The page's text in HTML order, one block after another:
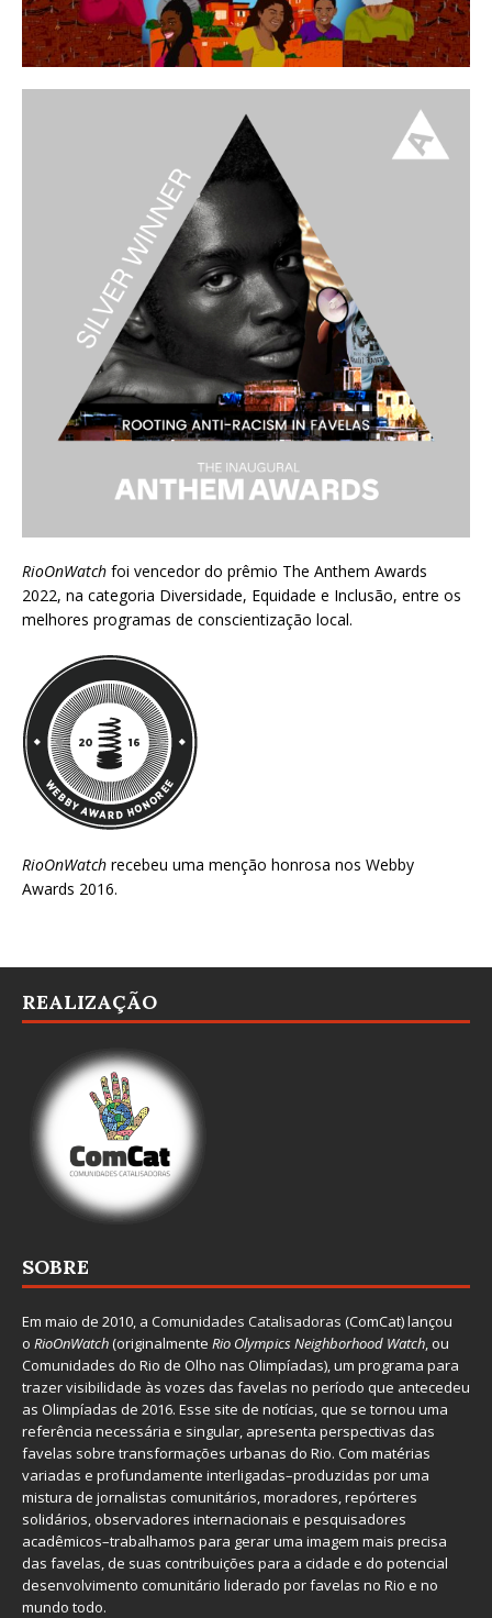
RioOnWatch foi vencedor do prêmio The Anthem Awards
2022, na categoria Diversidade, Equidade e Inclusão, entre os
melhores programas de conscientização local.
RioOnWatch recebeu uma menção honrosa nos Webby
Awards 2016.
REALIZAÇÃO
SOBRE
Em maio de 2010, a Comunidades Catalisadoras (ComCat) lançou
o RioOnWatch(originalmente Rio Olympics Neighborhood Watch , ou
Comunidades do Rio de Olho nas Olimpíadas), um programa para
trazer visibilidade às vozes das favelas no período que antecedeu
as Olimpíadas de 2016. Esse site de notícias, que se tornou uma
referência necessária e singular, apresenta perspectivas das
favelas sobre transformações urbanas do Rio. Com matérias
variadas e profundamente interligadas–produzidas por uma
mistura de jornalistas comunitários, moradores, repórteres
solidários, observadores internacionais e pesquisadores
acadêmicos–trabalhamos para gerar uma imagem mais precisa
das favelas, de suas contribuições para a cidade e do potencial
desenvolvimento comunitário liderado por favelas no Rio e no
mundo todo.